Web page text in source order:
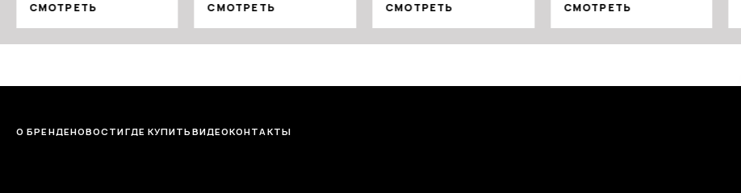
СМОТРЕТЬ
СМОТРЕТЬ
СМОТРЕТЬ
СМОТРЕТЬ
О БРЕНДЕНОВОСТИГДЕ КУПИТЬ ВИДЕОКОНТАКТЫ